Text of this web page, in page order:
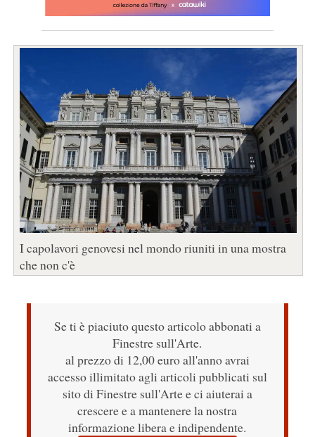
I capolavori genovesi nel mondo riuniti in una mostra
che non c'è
Se ti è piaciuto questo articolo abbonati a
Finestre sull'Arte.
al prezzo di 12,00 euro all'anno avrai
accesso illimitato agli articoli pubblicati sul
sito di Finestre sull'Arte e ci aiuterai a
crescere e a mantenere la nostra
informazione libera e indipendente.